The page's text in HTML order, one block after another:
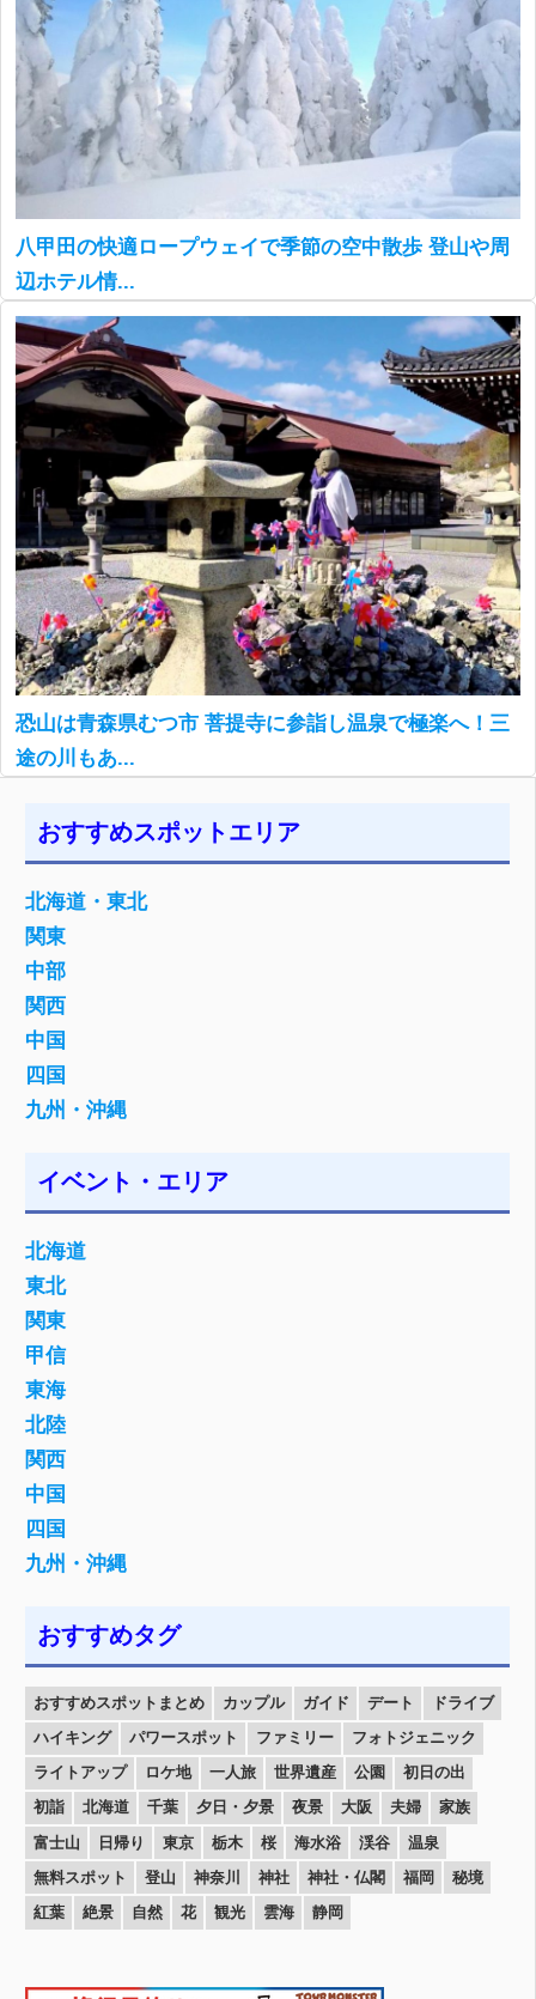
八甲田の快適ロープウェイで季節の空中散歩 登山や周
辺ホテル情...
恐山は青森県むつ市 菩提寺に参詣し温泉で極楽へ！三
途の川もあ...
おすすめスポットエリア
北海道・東北
関東
中部
関西
中国
四国
九州・沖縄
イベント・エリア
北海道
東北
関東
甲信
東海
北陸
関西
中国
四国
九州・沖縄
おすすめタグ
おすすめスポットまとめ カップル ガイド デート
ドライブ
ハイキング
パワースポット ファミリー
フォトジェニック
ライトアップ
ロケ地 一人旅 世界遺産 公園
初日の出
初詣
北海道 千葉 夕日・夕景 夜景 大阪 夫婦
家族
富士山
日帰り 東京 栃木 桜 海水浴 渓谷
温泉
無料スポット
登山 神奈川 神社 神社・仏閣 福岡
秘境
紅葉
絶景 自然 花 観光 雲海 静岡